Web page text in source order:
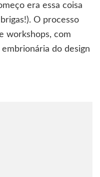
era essa coisa
O processo
workshops, com
do design